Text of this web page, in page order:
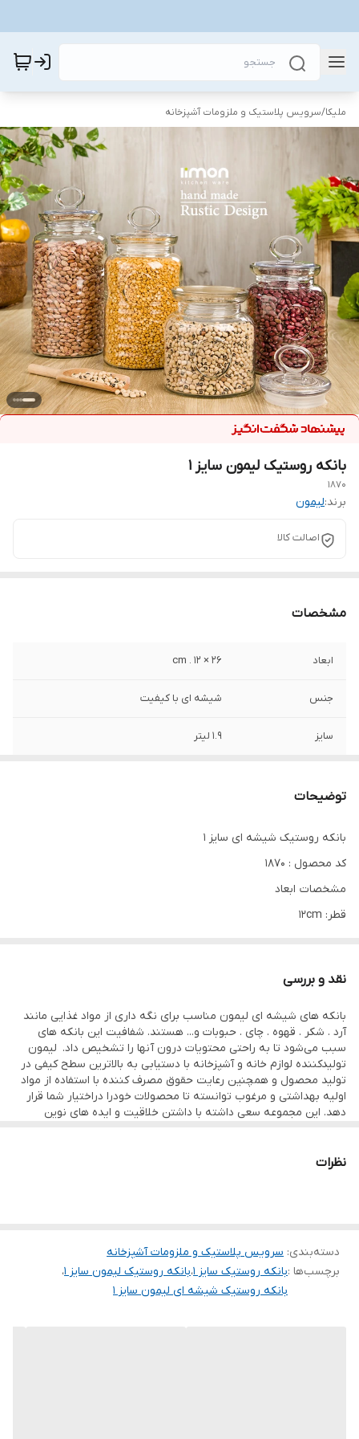
ملیکا/سرویس پلاستیک و ملزومات آشپزخانه
بانکه روستیک لیمون سایز ۱
۱۸۷۰
برند:لیمون
اصالت کالا
مشخصات
ابعاد ۲۶ × ۱۲ . cm
جنس شیشه ای با کیفیت
سایز ۱.۹ لیتر
توضیحات
بانکه روستیک شیشه ای سایز 1
کد محصول : 1870
مشخصات ابعاد
قطر: 12cm
نقد و بررسی
بانکه های شیشه ای لیمون مناسب برای نگه داری از مواد غذایی مانند
آرد . شکر . قهوه . چای . حبوبات و... هستند. شفافیت این بانکه های
سبب می‌شود تا به راحتی محتویات درون آنها را تشخیص داد. لیمون
تولیدکننده لوازم خانه و آشپزخانه با دستیابی به بالاترین سطح کیفی در
تولید محصول و همچنین رعایت حقوق مصرف کننده با استفاده از مواد
اولیه بهداشتی و مرغوب توانسته تا محصولات خودرا دراختیار شما قرار
دهد. این مجموعه سعی داشته با داشتن خلاقیت و ایده های نوین
استفاده ازنیروهای متخصص و با تجربه در بخش های طراحی
نظرات
دسته‌بندی: سرویس پلاستیک و ملزومات آشپزخانه
برچسب‌ها :بانکه روستیک سایز ۱،بانکه روستیک لیمون سایز ۱،
بانکه روستیک شیشه ای لیمون سایز ۱